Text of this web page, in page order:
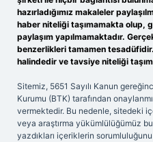
hazırladığımız makaleler
haber niteliği taşımamakta olup,
paylaşım yapılmamaktadır.
benzerlikleri tamamen
halindedir ve tavsiye niteliği
Sitemiz, 5651 Sayılı Kanun
Kurumu (BTK) tarafından
vermektedir. Bu nedenle, sitedeki
veya araştırma yükümlülüğümüz
yazdıkları içeriklerin